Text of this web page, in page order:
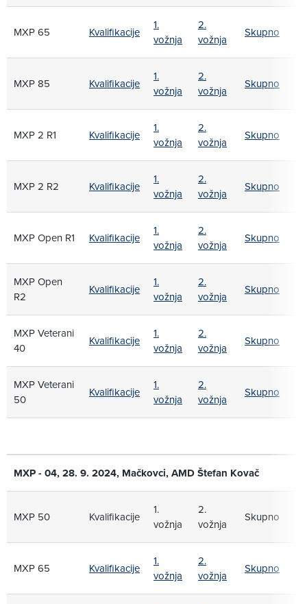
MXP 65 Kvalifikacije
1.
vožnja
2.
vožnja
Skupno
MXP 85 Kvalifikacije
1.
vožnja
2.
vožnja
Skupno
MXP 2 R1 Kvalifikacije
1.
vožnja
2.
vožnja
Skupno
MXP 2 R2 Kvalifikacije
1.
vožnja
2.
vožnja
Skupno
MXP Open R1 Kvalifikacije
1.
vožnja
2.
vožnja
Skupno
MXP Open
R2
Kvalifikacije
1.
vožnja
2.
vožnja
Skupno
MXP Veterani
40
Kvalifikacije
1.
vožnja
2.
vožnja
Skupno
MXP Veterani
50
Kvalifikacije
1.
vožnja
2.
vožnja
Skupno
MXP - 04, 28. 9. 2024, Mačkovci, AMD Štefan Kovač
MXP 50 Kvalifikacije
1.
vožnja
2.
vožnja
Skupno
MXP 65 Kvalifikacije
1.
vožnja
2.
vožnja
Skupno